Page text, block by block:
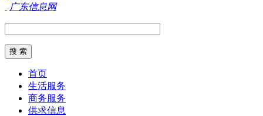
广东信息网
首页
生活服务
商务服务
供求信息